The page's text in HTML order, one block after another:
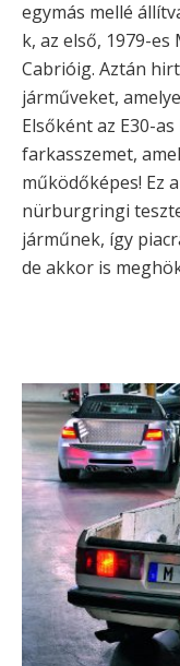
egymás mellé
k, az első, 1979-
Cabrióig. Aztán
járműveket,
Elsőként az E30-
farkasszemet,
működőképes! Ez
nürburgringi
járműnek, így
de akkor is